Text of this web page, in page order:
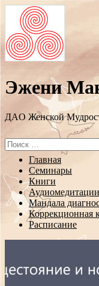
Эжени
ДAO Женской
Search
for:
Перейти
содержанию
Главная
Семинары
Книги
Аудиомедитации
Мандала
Коррекционная
Расписание